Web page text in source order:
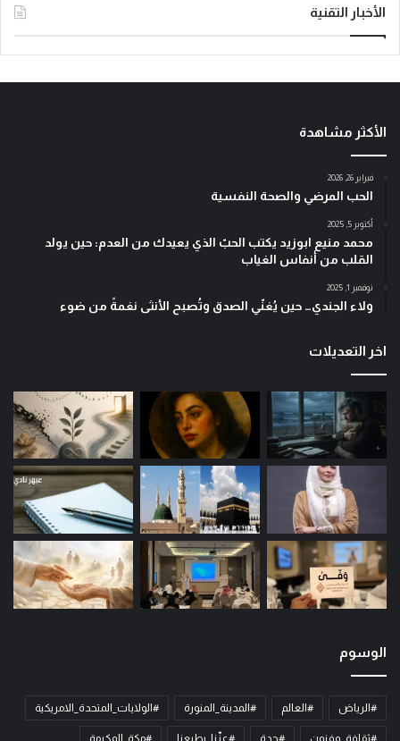
الأخبار التقنية
الأكثر مشاهدة
فبراير 26, 2026
الحب المرضي والصحة النفسية
أكتوبر 5, 2025
محمد منيع ابوزيد يكتب الحبّ الذي يعيدك من العدم: حين يولد
القلب من أنفاس الغياب
نوفمبر 1, 2025
ولاء الجندي… حين يُغنّي الصدق وتُصبح الأنثى نغمةً من ضوء
اخر التعديلات
الوسوم
#الرياض #العالم #المدينة_المنورة #الولايات_المتحدة_الامريكية
#ثقافة_وفنون #جدة #عزّنا_بطبعنا #مكة_المكرمة